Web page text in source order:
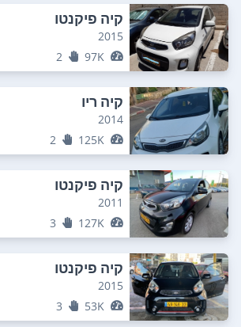
קיה פיקנטו
2015
97K
2
קיה ריו
2014
125K
2
קיה פיקנטו
2011
127K
3
קיה פיקנטו
2015
53K
3